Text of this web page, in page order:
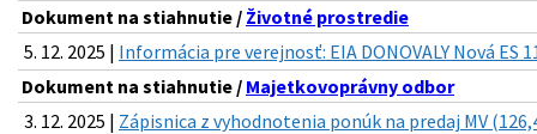
Dokument na stiahnutie / Životné prostredie
5. 12. 2025 | Informácia pre verejnosť: EIA DONOVALY Nová ES
Dokument na stiahnutie / Majetkovoprávny odbor
3. 12. 2025 | Zápisnica z vyhodnotenia ponúk na predaj MV